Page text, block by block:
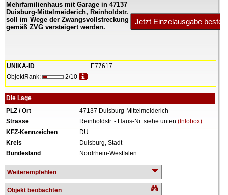
Immobiliensuche
nach Kreis
nach Amtsgericht
Mehrfamilienhaus mit Garage in 47137
Duisburg-Mittelmeiderich, Reinholdstr.
soll im Wege der Zwangsvollstreckung
gemäß ZVG versteigert werden.
UNIKA-ID
E77617
ObjektRank:
2/10
Die Lage
PLZ / Ort
47137 Duisburg-Mittelmeiderich
Strasse
Reinholdstr. - Haus-Nr. siehe unten (Infobox)
KFZ-Kennzeichen
DU
Kreis
Duisburg, Stadt
Bundesland
Nordrhein-Westfalen
Weiterempfehlen
Objekt beobachten